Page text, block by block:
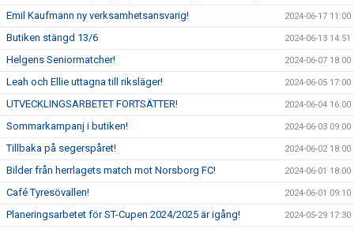
Emil Kaufmann ny verksamhetsansvarig! 2024-06-17 11:00
Butiken stängd 13/6 2024-06-13 14:51
Helgens Seniormatcher! 2024-06-07 18:00
Leah och Ellie uttagna till riksläger! 2024-06-05 17:00
UTVECKLINGSARBETET FORTSÄTTER! 2024-06-04 16:00
Sommarkampanj i butiken! 2024-06-03 09:00
Tillbaka på segerspåret! 2024-06-02 18:00
Bilder från herrlagets match mot Norsborg FC! 2024-06-01 18:00
Café Tyresövallen! 2024-06-01 09:10
Planeringsarbetet för ST-Cupen 2024/2025 är igång! 2024-05-29 17:30